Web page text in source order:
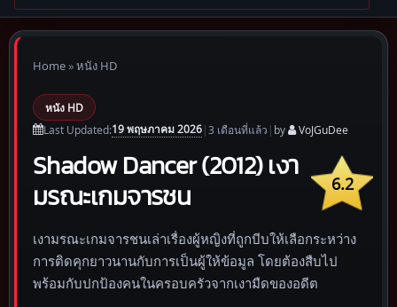
NAVIGATION
Home»หนัง HD
หนัง HD
Last Updated:19 พฤษภาคม 2026|3 เดือนที่แล้ว | by VoJGuDee
6.2
Shadow Dancer (2012) เงา
มรณะเกมจารชน
เงามรณะเกมจารชนเล่าเรื่องผู้หญิงที่ถูกบีบให้เลือกระหว่าง
การติดคุกยาวนานกับการเป็นผู้ให้ข้อมูล โดยต้องสืบไป
พร้อมกับปกป้องคนในครอบครัวจากเงามืดของอดีต